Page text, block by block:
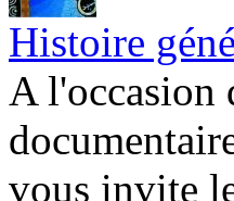
Histoire
A l'occasion
vous invite